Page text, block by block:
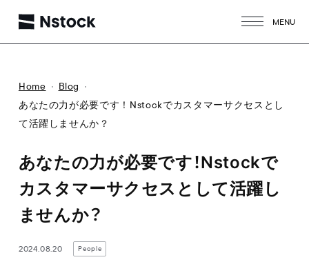
MENU
Home
Blog
あなたの力が必要です！Nstockでカスタマーサクセスとし
て活躍しませんか？
あなたの力が必要です！Nstockで
カスタマーサクセスとして活躍し
ませんか？
2024.08.20 People